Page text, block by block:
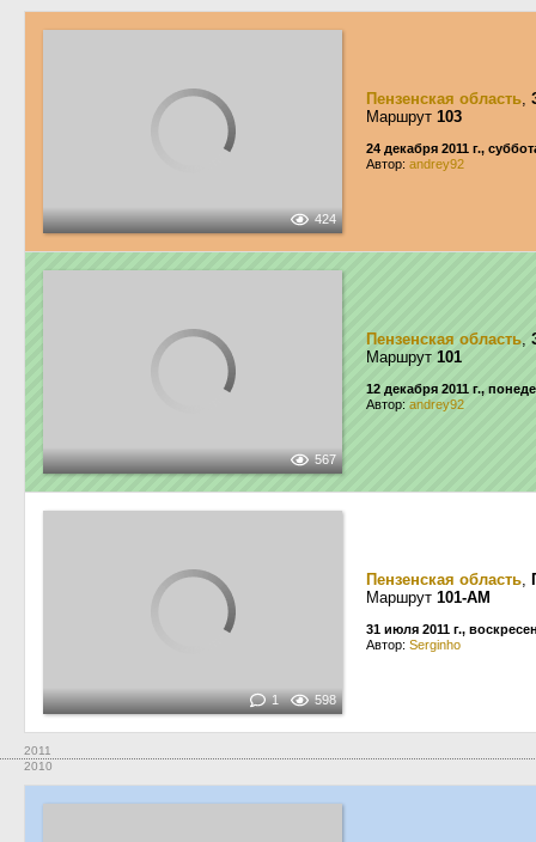
424
Пензенская область,
Маршрут 103
24 декабря 2011 г.,
Автор: andrey92
567
Пензенская область,
Маршрут 101
12 декабря 2011 г.,
Автор: andrey92
1 598
Пензенская область,
Маршрут 101-АМ
31 июля 2011 г.,
Автор: Serginho
2011
2010